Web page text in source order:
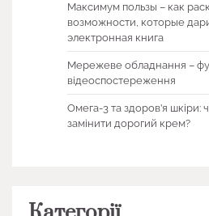
Максимум пользы – как
возможности, которые
электронная книга
Мережеве обладнання –
відеоспостереження
Омега-3 та здоров’я
замінити дорогий крем?